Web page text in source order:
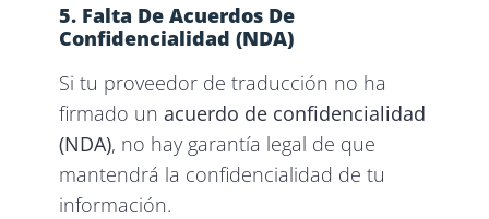
5. Falta De Acuerdos De
Confidencialidad (NDA)
Si tu proveedor de traducción no ha
firmado unacuerdo de confidencialidad
(NDA), no hay garantía legal de que
mantendrá la confidencialidad de tu
información.